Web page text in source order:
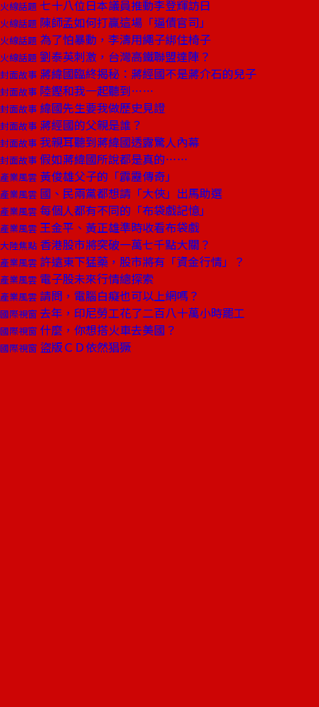
火線話題 七十八位日本議員推動李登輝訪日
火線話題 陳師孟如何打贏這場「逼債官司」
火線話題 為了怕暴動，李濤用繩子綁住椅子
火線話題 劉泰英刺激，台灣高鐵聯盟達陣？
封面故事 蔣緯國臨終揭秘：蔣經國不是蔣介石的兒子
封面故事 陸鏗和我一起聽到……
封面故事 緯國先生要我做歷史見證
封面故事 蔣經國的父親是誰？
封面故事 我親耳聽到蔣緯國透露驚人內幕
封面故事 假如蔣緯國所說都是真的……
產業風雲 黃俊雄父子的「霹靂傳奇」
產業風雲 國、民兩黨都想請「大俠」出馬助選
產業風雲 每個人都有不同的「布袋戲記憶」
產業風雲 王金平、黃正雄準時收看布袋戲
大陸焦點 香港股市將突破一萬七千點大關？
產業風雲 許遠東下猛藥，股市將有「資金行情」？
產業風雲 電子股未來行情總探索
產業風雲 請問，電腦白癡也可以上網嗎？
國際視窗 去年，印尼勞工花了二百八十萬小時罷工
國際視窗 什麼，你想搭火車去美國？
國際視窗 盜版ＣＤ依然猖獗